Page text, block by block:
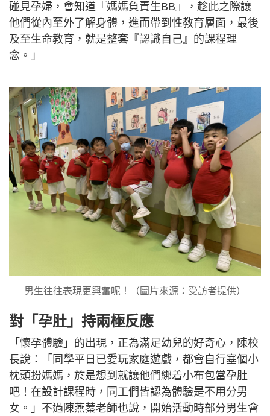
碰見孕婦，會知道『媽媽負責生BB』，趁此之際讓
他們從內至外了解身體，進而帶到性教育層面，最後
及至生命教育，就是整套『認識自己』的課程理
念。」
男生往往表現更興奮呢！（圖片來源：受訪者提供）
對「孕肚」持兩極反應
「懷孕體驗」的出現，正為滿足幼兒的好奇心，陳校
長說：「同學平日已愛玩家庭遊戲，都會自行塞個小
枕頭扮媽媽，於是想到就讓他們綁着小布包當孕肚
吧！在設計課程時，同工們皆認為體驗是不用分男
女。」不過陳燕蓁老師也說，開始活動時部分男生會